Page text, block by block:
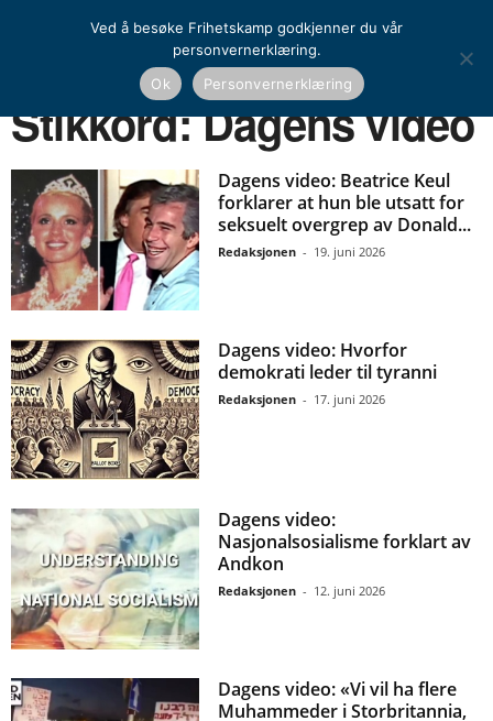
Dagens video
Stikkord: Dagens video
Dagens video: Beatrice Keul
forklarer at hun ble utsatt for
seksuelt overgrep av Donald...
Redaksjonen - 19. juni 2026
Dagens video: Hvorfor
demokrati leder til tyranni
Redaksjonen - 17. juni 2026
Dagens video:
Nasjonalsosialisme forklart av
Andkon
Redaksjonen - 12. juni 2026
Dagens video: «Vi vil ha flere
Muhammeder i Storbritannia,
Ved å besøke Frihetskamp godkjenner du vår
personvernerklæring.
Ok
Personvernerklæring